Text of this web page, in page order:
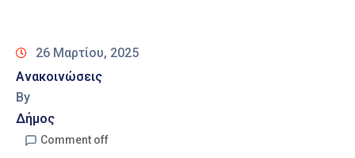
26 Μαρτίου, 2025
Ανακοινώσεις
By
Δήμος
Comment off